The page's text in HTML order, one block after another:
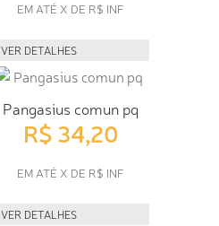
EM ATÉ X DE R$ INF
VER DETALHES
Pangasius comun pq
R$ 34,20
EM ATÉ X DE R$ INF
VER DETALHES